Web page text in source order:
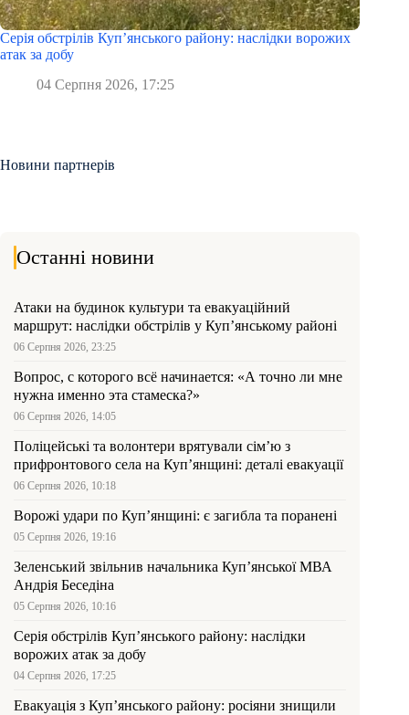
Серія обстрілів Куп’янського району: наслідки ворожих
атак за добу
04 Серпня 2026, 17:25
Новини партнерів
Останні новини
Атаки на будинок культури та евакуаційний
маршрут: наслідки обстрілів у Куп’янському районі
06 Серпня 2026, 23:25
Вопрос, с которого всё начинается: «А точно ли мне
нужна именно эта стамеска?»
06 Серпня 2026, 14:05
Поліцейські та волонтери врятували сім’ю з
прифронтового села на Куп’янщині: деталі евакуації
06 Серпня 2026, 10:18
Ворожі удари по Куп’янщині: є загибла та поранені
05 Серпня 2026, 19:16
Зеленський звільнив начальника Купʼянської МВА
Андрія Беседіна
05 Серпня 2026, 10:16
Серія обстрілів Куп’янського району: наслідки
ворожих атак за добу
04 Серпня 2026, 17:25
Евакуація з Куп’янського району: росіяни знищили